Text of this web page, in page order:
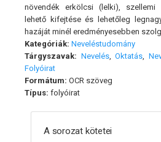
növendék erkölcsi (lelki), szellemi
lehető kifejtése és lehetőleg
hazáját minél eredményesebben
Kategóriák: Neveléstudomány
Tárgyszavak: Nevelés, Oktatás
Folyóirat
Formátum: OCR szöveg
Típus: folyóirat
A sorozat kötetei